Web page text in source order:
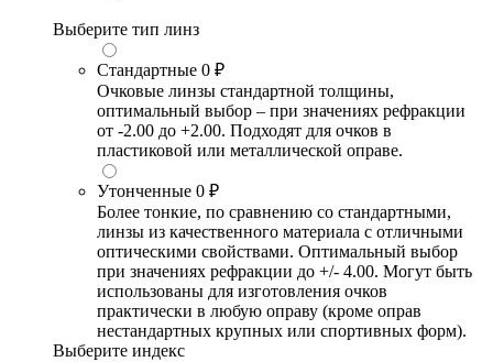
Выберите тип линз
Стандартные 0 ₽
Очковые линзы стандартной толщины,
оптимальный выбор – при значениях рефракции
от -2.00 до +2.00. Подходят для очков в
пластиковой или металлической оправе.
Утонченные 0 ₽
Более тонкие, по сравнению со стандартными,
линзы из качественного материала с отличными
оптическими свойствами. Оптимальный выбор
при значениях рефракции до +/- 4.00. Могут быть
использованы для изготовления очков
практически в любую оправу (кроме оправ
нестандартных крупных или спортивных форм).
Выберите индекс